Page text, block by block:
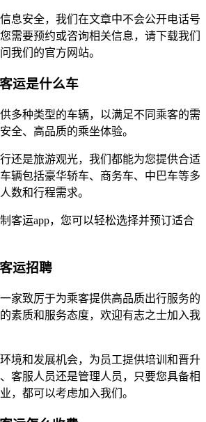
息安全，我们在文章中不会公开电话号
需要预约或咨询相关信息，请下载我们
我们的官方网站。
运是什么车
多种类型的车辆，以满足不同乘客的需
全、高品质的乘坐体验。
还是旅游观光，我们都能为您提供合适
辆包括豪华轿车、商务车、中巴车等多
数和行程需求。
客运app，您可以轻松选择并预订适合
运招聘
家致厉于为乘客提供高品质出行服务的
素质和服务态度，欢迎有志之士加入我
境和发展机会，为员工提供培训和晋升
客服人员还是管理人员，只要您具备相
，都可以考虑加入我们。